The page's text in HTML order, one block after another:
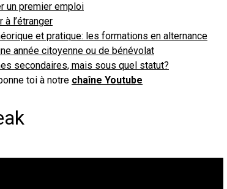
un premier emploi
à l’étranger
et pratique: les formations en alternance
année citoyenne ou de bénévolat
secondaires, mais sous quel statut?
toi à notre chaîne Youtube